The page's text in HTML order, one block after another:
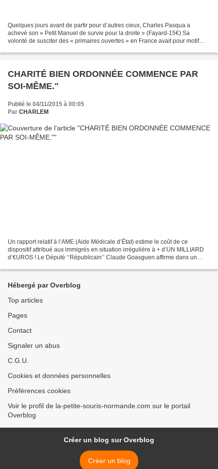
Quelques jours avant de partir pour d’autres cieux, Charles Pasqua a
achevé son « Petit Manuel de survie pour la droite » (Fayard-15€) Sa
volonté de susciter des « primaires ouvertes » en France avait pour motif
CHARITÉ BIEN ORDONNÉE COMMENCE PAR
SOI-MÊME."
Publié le 04/11/2015 à 00:05
Par CHARLEM
Un rapport relatif à l’AME (Aide Médicale d’État) estime le coût de ce
dispositif attribué aux immigrés en situation irrégulière à + d’UN MILLIARD
d’€UROS ! Le Député ‘‘Républicain’’ Claude Goasguen affirme dans un
Hébergé par Overblog
Top articles
Pages
Contact
Signaler un abus
C.G.U.
Cookies et données personnelles
Préférences cookies
Voir le profil de la-petite-souris-normande.com sur le portail
Overblog
Créer un blog sur Overblog
Créer un blog